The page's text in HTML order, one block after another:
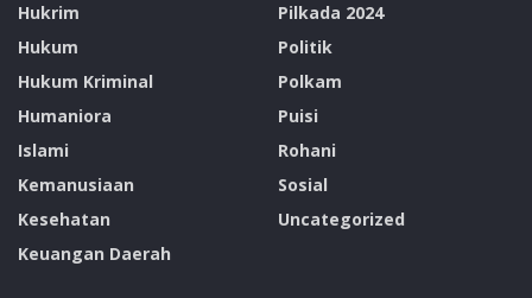
Hukrim
Hukum
Hukum Kriminal
Humaniora
Islami
Kemanusiaan
Kesehatan
Keuangan Daerah
Pilkada 2024
Politik
Polkam
Puisi
Rohani
Sosial
Uncategorized